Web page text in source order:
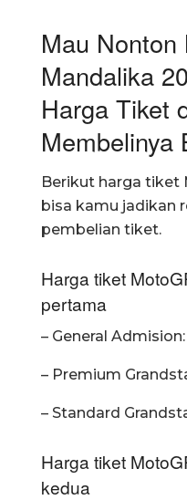
Mau Nonton
Mandalika
Harga Tiket
Membelinya
Berikut harga tiket
bisa kamu jadikan
pembelian tiket.
Harga tiket
pertama
– General Admision:
– Premium
– Standard
Harga tiket
kedua